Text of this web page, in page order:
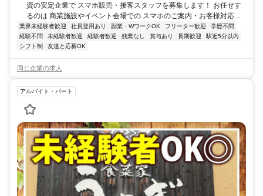
資の安定企業で スマホ販売・接客スタッフを募集します！ お任せす
るのは 商業施設やイベント会場での スマホのご案内・お客様対応...
業界未経験者歓迎 社員登用あり 副業・WワークOK フリーター歓迎
学歴不問
経験不問
未経験者歓迎 経験者歓迎 残業なし 賞与あり 長期歓迎
駅近5分以内
シフト制
友達と応募OK
同じ企業の求人
アルバイト・パート